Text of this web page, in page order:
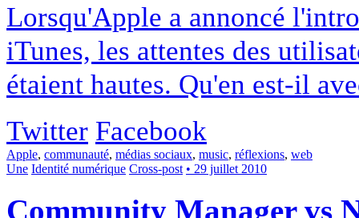
Lorsqu'Apple a annoncé
iTunes, les attentes des
étaient hautes. Qu'en est-il
Twitter Facebook
Apple, communauté, médias sociaux, music, réflexions, web
Une Identité numérique Cross-post • 29 juillet 2010
Community Manager vs